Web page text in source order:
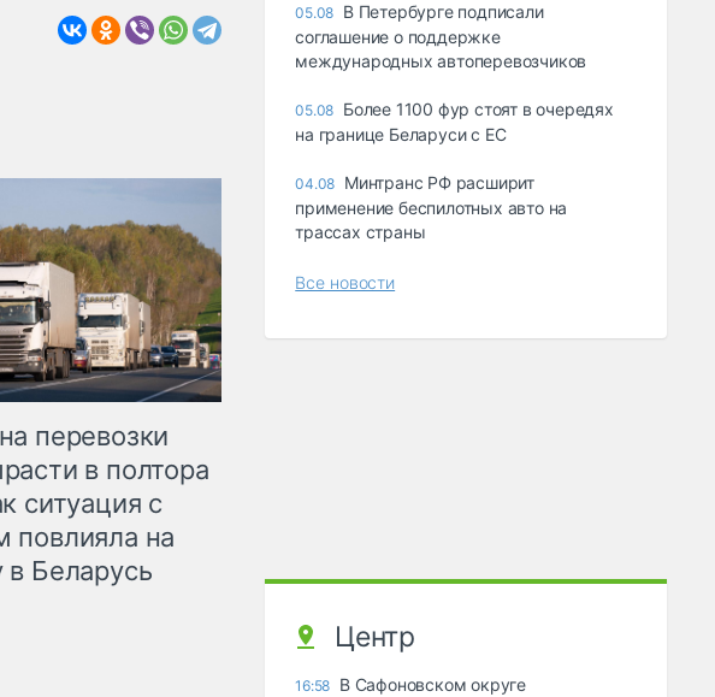
перевозки
в полтора
ситуация с
повлияла на
в Беларусь
05.08 В Петербурге подписали
соглашение о поддержке
международных автоперевозчиков
05.08 Более 1100 фур стоят в очередях
на границе Беларуси с ЕС
04.08 Минтранс РФ расширит
применение беспилотных авто на
трассах страны
Все новости
Центр
16:58 В Сафоновском округе